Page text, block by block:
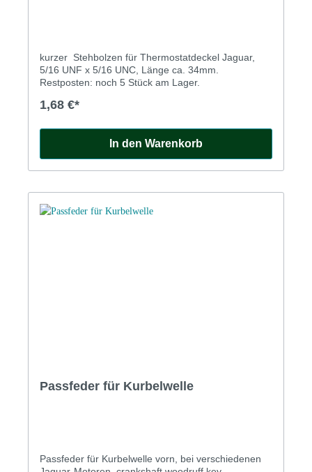
kurzer Stehbolzen für Thermostatdeckel Jaguar,
5/16 UNF x 5/16 UNC, Länge ca. 34mm.
Restposten: noch 5 Stück am Lager.
1,68 €*
In den Warenkorb
Passfeder für Kurbelwelle
Passfeder für Kurbelwelle vorn, bei verschiedenen